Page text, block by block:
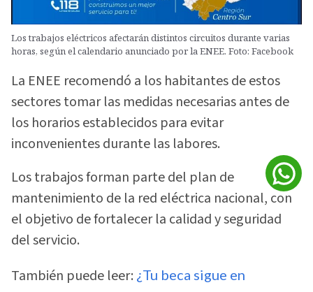
Los trabajos eléctricos afectarán distintos circuitos durante varias
horas, según el calendario anunciado por la ENEE. Foto: Facebook
La ENEE recomendó a los habitantes de estos
sectores tomar las medidas necesarias antes de
los horarios establecidos para evitar
inconvenientes durante las labores.
Los trabajos forman parte del plan de
mantenimiento de la red eléctrica nacional, con
el objetivo de fortalecer la calidad y seguridad
del servicio.
También puede leer: ¿Tu beca sigue en